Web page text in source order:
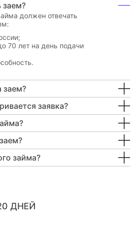
заем?
должен отвечать
70 лет на день подачи
заем?
заявка?
займа?
ДНЕЙ